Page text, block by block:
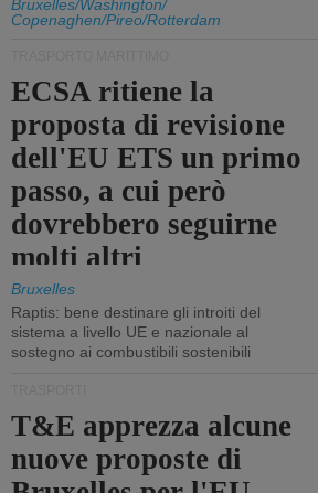
Bruxelles/Washington/
Copenaghen/Pireo/Rotterdam
ECSA ritiene la
proposta di revisione
dell'EU ETS un primo
passo, a cui però
dovrebbero seguirne
molti altri
Bruxelles
Raptis: bene destinare gli introiti del
sistema a livello UE e nazionale al
sostegno ai combustibili sostenibili
T&E apprezza alcune
nuove proposte di